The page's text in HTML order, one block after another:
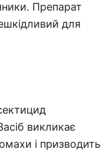
Препарат
для
викликає
і призводить